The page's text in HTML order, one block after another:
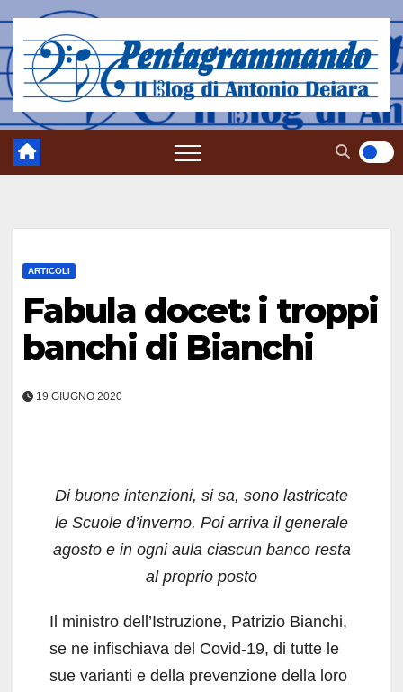
contenuto
ARTICOLI
Fabula docet: i troppi
banchi di Bianchi
19 GIUGNO 2020
Di buone intenzioni, si sa, sono lastricate
le Scuole d’inverno. Poi arriva il generale
agosto e in ogni aula ciascun banco resta
al proprio posto
Il ministro dell’Istruzione, Patrizio Bianchi,
se ne infischiava del Covid-19, di tutte le
sue varianti e della prevenzione della loro